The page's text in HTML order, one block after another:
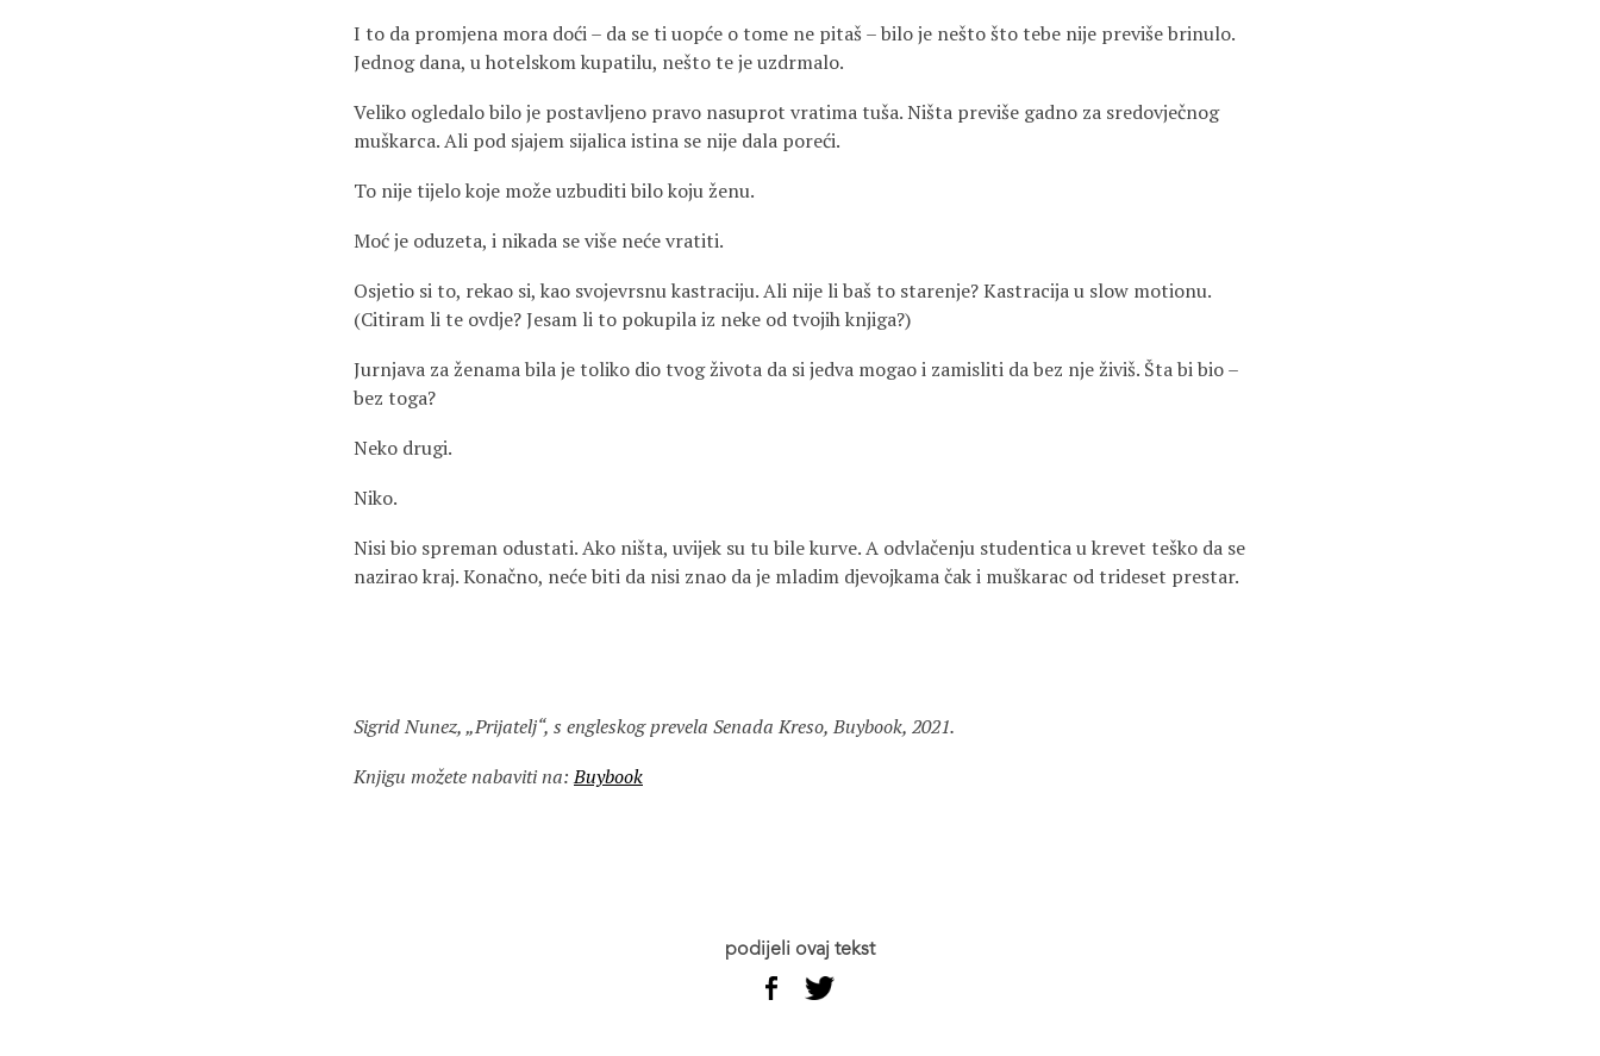
I to da promjena mora doći – da se ti uopće o tome ne pitaš – bilo je nešto što tebe nije previše brinulo.
Jednog dana, u hotelskom kupatilu, nešto te je uzdrmalo.
Veliko ogledalo bilo je postavljeno pravo nasuprot vratima tuša. Ništa previše gadno za sredovječnog
muškarca. Ali pod sjajem sijalica istina se nije dala poreći.
To nije tijelo koje može uzbuditi bilo koju ženu.
Moć je oduzeta, i nikada se više neće vratiti.
Osjetio si to, rekao si, kao svojevrsnu kastraciju. Ali nije li baš to starenje? Kastracija u slow motionu.
(Citiram li te ovdje? Jesam li to pokupila iz neke od tvojih knjiga?)
Jurnjava za ženama bila je toliko dio tvog života da si jedva mogao i zamisliti da bez nje živiš. Šta bi bio –
bez toga?
Neko drugi.
Niko.
Nisi bio spreman odustati. Ako ništa, uvijek su tu bile kurve. A odvlačenju studentica u krevet teško da se
nazirao kraj. Konačno, neće biti da nisi znao da je mladim djevojkama čak i muškarac od trideset prestar.
Sigrid Nunez, „Prijatelj“, s engleskog prevela Senada Kreso, Buybook, 2021.
Knjigu možete nabaviti na:Buybook
podijeli ovaj tekst